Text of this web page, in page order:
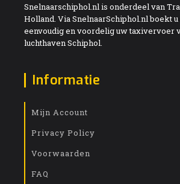
Snelnaarschiphol.nl is onderdeel van
Holland. Via SnelnaarSchiphol.nl boekt u
eenvoudig en voordelig uw taxivervoer
luchthaven Schiphol.
Informatie
Mijn Account
Privacy Policy
Voorwaarden
FAQ